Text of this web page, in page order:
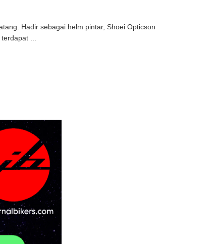
Hadir sebagai helm pintar, Shoei Opticson
...